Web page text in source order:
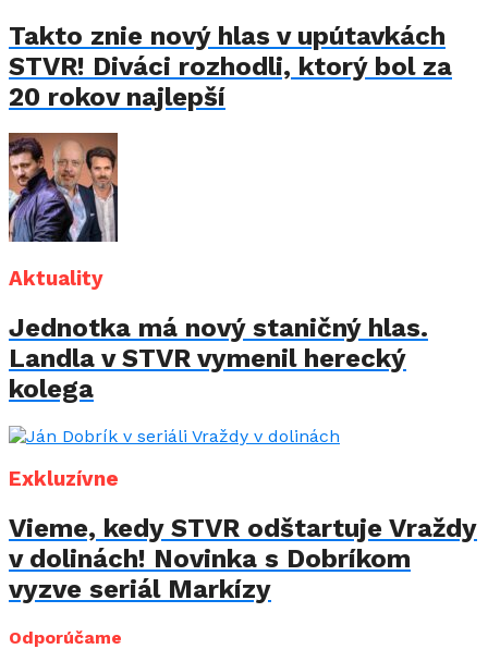
Takto znie nový hlas v upútavkách
STVR! Diváci rozhodli, ktorý bol za
20 rokov najlepší
Aktuality
Jednotka má nový staničný hlas.
Landla v STVR vymenil herecký
kolega
Exkluzívne
Vieme, kedy STVR odštartuje Vraždy
v dolinách! Novinka s Dobríkom
vyzve seriál Markízy
Odporúčame